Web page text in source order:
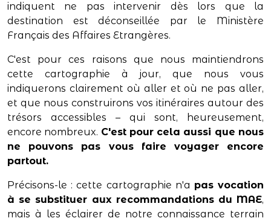
indiquent ne pas intervenir dès lors que la
destination est déconseillée par le Ministère
Français des Affaires Etrangères.
C'est pour ces raisons que nous maintiendrons
cette cartographie à jour, que nous vous
indiquerons clairement où aller et où ne pas aller,
et que nous construirons vos itinéraires autour des
trésors accessibles – qui sont, heureusement,
encore nombreux. C'est pour cela aussi que nous
ne pouvons pas vous faire voyager encore
partout.
Précisons-le : cette cartographie n'a pas vocation
à se substituer aux recommandations du MAE,
mais à les éclairer de notre connaissance terrain